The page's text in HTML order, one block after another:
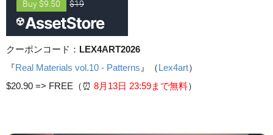
クーポンコード： LEX4ART2026
『Real Materials vol.10 - Patterns 』（Lex4art）
$20.90 => FREE（⏰️ 8月13日 23:59まで無料）